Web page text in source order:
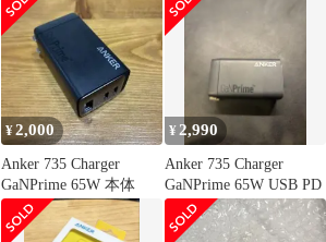
¥2,000
Anker 735 Charger
GaNPrime 65W 本体
¥ 2,990
Anker 735 Charger
GaNPrime 65W USB PD